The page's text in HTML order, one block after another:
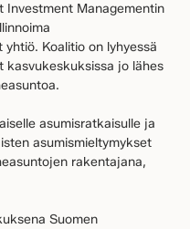
Investment Managementin
Koalitio on lyhyessä
jo lähes
asumisratkaisulle ja
asumismieltymykset
rakentajana,
Suomen